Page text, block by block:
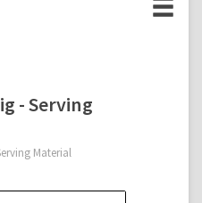
- Serving
Material